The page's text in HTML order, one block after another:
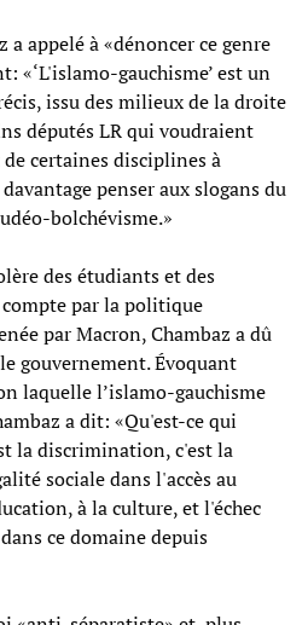
a appelé à «dénoncer ce genre
«‘L'islamo-gauchisme’ est un
issu des milieux de la droite
députés LR qui voudraient
certaines disciplines à
penser aux slogans du
bolchévisme.»
des étudiants et des
par la politique
par Macron, Chambaz a dû
gouvernement. Évoquant
laquelle l’islamo-gauchisme
a dit: «Qu'est-ce qui
la discrimination, c'est la
sociale dans l'accès au
à la culture, et l'échec
ce domaine depuis